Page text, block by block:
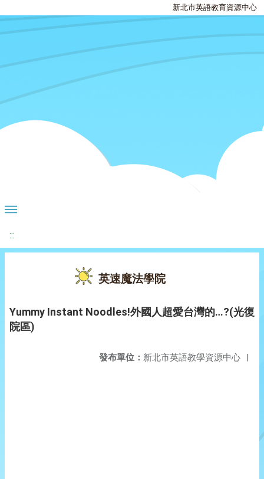
新北市英語教育資源中心
:::
英速魔法學院
Yummy Instant Noodles!外國人超愛台灣的…?(光復
院區)
發布單位： 新北市英語教學資源中心 |